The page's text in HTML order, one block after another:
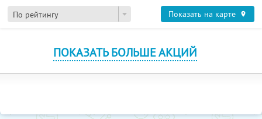
По рейтингу Показать на карте
ПОКАЗАТЬ БОЛЬШЕ АКЦИЙ